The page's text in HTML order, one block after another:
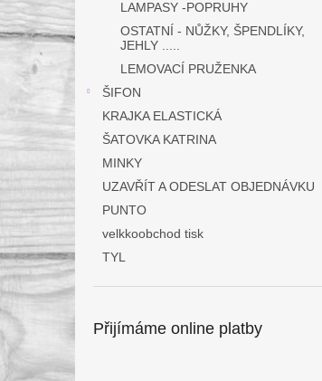
LAMPASY -POPRUHY
OSTATNÍ - NŮŽKY, ŠPENDLÍKY,
JEHLY .....
LEMOVACÍ PRUŽENKA
ŠIFON
KRAJKA ELASTICKÁ
ŠATOVKA KATRINA
MINKY
UZAVŘÍT A ODESLAT OBJEDNÁVKU
PUNTO
velkkoobchod tisk
TYL
Přijímáme online platby